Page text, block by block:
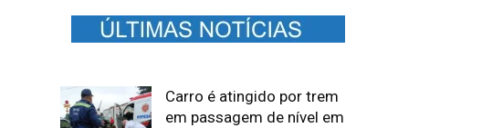
Carro é atingido por trem
em passagem de nível em